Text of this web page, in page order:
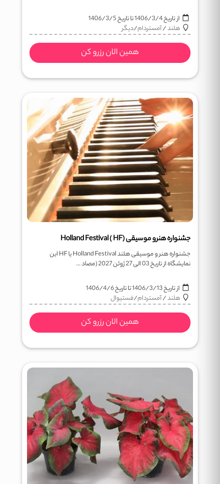
از تاریخ1406/3/4تا تاریخ1406/3/5
هلند/آمستردام/دیگر
همین الان رزرو کن
جشنواره هنرو موسیقی (Holland Festival ( HF
جشنواره هنر و موسیقی هلند Holland Festival یا HF این
نمایشگاه از تاریخ 03 الی 27 ژوئن 2027 (مصاد ...
از تاریخ1406/3/13تا تاریخ1406/4/6
هلند/آمستردام/فستيوال
همین الان رزرو کن